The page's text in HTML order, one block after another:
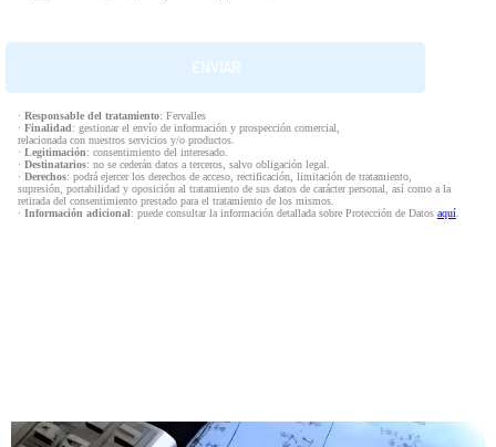
· Responsable del tratamiento: Fervalles
· Finalidad: gestionar el envío de información y prospección comercial,
relacionada con nuestros servicios y/o productos.
· Legitimación: consentimiento del interesado.
· Destinatarios: no se cederán datos a terceros, salvo obligación legal.
· Derechos: podrá ejercer los derechos de acceso, rectificación, limitación de tratamiento,
supresión, portabilidad y oposición al tratamiento de sus datos de carácter personal, así como a la
retirada del consentimiento prestado para el tratamiento de los mismos.
· Información adicional: puede consultar la información detallada sobre Protección de Datos aquí.